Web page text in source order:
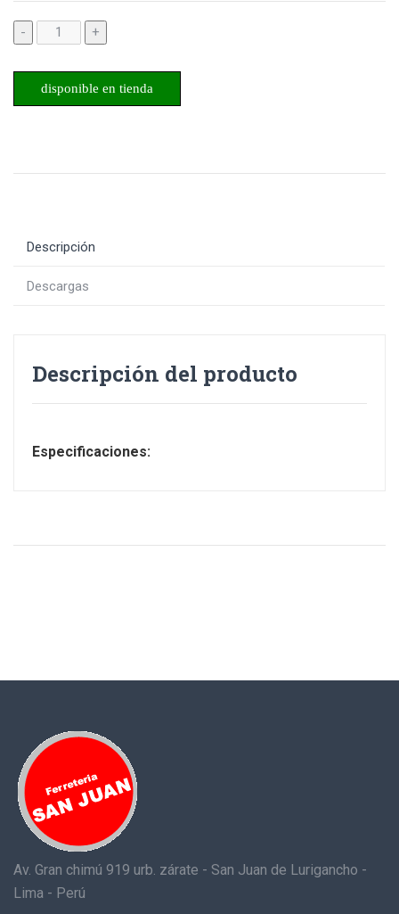
- +
disponible en tienda
Descripción
Descargas
Descripción del producto
Especificaciones:
Av. Gran chimú 919 urb. zárate - San Juan de Lurigancho -
Lima - Perú